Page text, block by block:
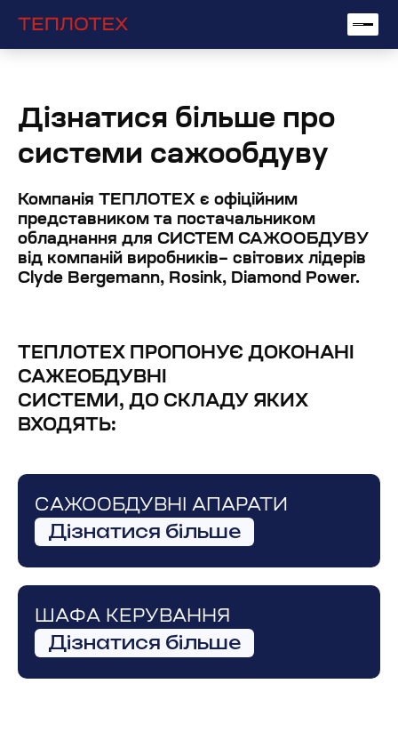
Дізнатися більше про
системи сажообдуву
Компанія ТЕПЛОТЕХ є офіційним
представником та постачальником
обладнання для СИСТЕМ САЖООБДУВУ
від компаній виробників– світових лідерів
Сlyde Bergemann, Rosink, Diamond Power.
ТЕПЛОТЕХ ПРОПОНУЄ ДОКОНАНІ
САЖЕОБДУВНІ
СИСТЕМИ, ДО СКЛАДУ ЯКИХ
ВХОДЯТЬ:
САЖООБДУВНІ АПАРАТИ
Дізнатися більше
ШАФА КЕРУВАННЯ
Дізнатися більше